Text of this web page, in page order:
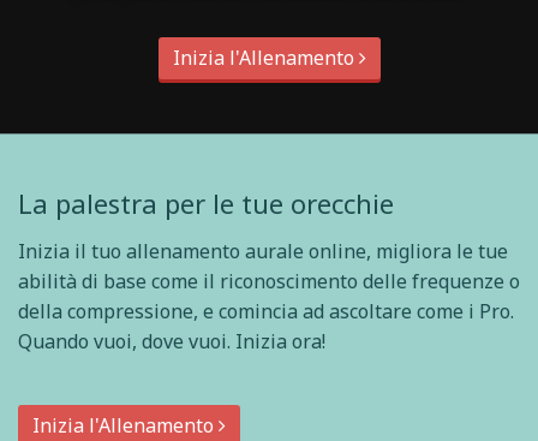
Inizia l'Allenamento
La palestra per le tue orecchie
Inizia il tuo allenamento aurale online, migliora le tue
abilità di base come il riconoscimento delle frequenze o
della compressione, e comincia ad ascoltare come i Pro.
Quando vuoi, dove vuoi. Inizia ora!
Inizia l'Allenamento